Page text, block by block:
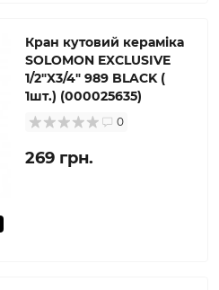
Кран кутовий кераміка
SOLOMON EXCLUSIVE
1/2″X3/4″ 989 BLACK (
1шт.) (000025635)
0
269 грн.